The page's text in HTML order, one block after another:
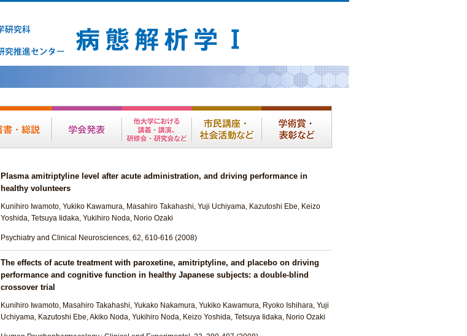
Plasma amitriptyline level after acute administration, and driving performance in
healthy volunteers
Kunihiro Iwamoto, Yukiko Kawamura, Masahiro Takahashi, Yuji Uchiyama, Kazutoshi Ebe, Keizo
Yoshida, Tetsuya Iidaka, Yukihiro Noda, Norio Ozaki
Psychiatry and Clinical Neurosciences, 62, 610-616 (2008)
The effects of acute treatment with paroxetine, amitriptyline, and placebo on driving
performance and cognitive function in healthy Japanese subjects: a double-blind
crossover trial
Kunihiro Iwamoto, Masahiro Takahashi, Yukako Nakamura, Yukiko Kawamura, Ryoko Ishihara, Yuji
Uchiyama, Kazutoshi Ebe, Akiko Noda, Yukihiro Noda, Keizo Yoshida, Tetsuya Iidaka, Norio Ozaki